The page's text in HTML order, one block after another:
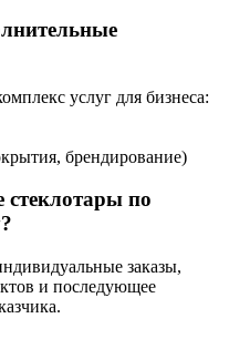
услуг для бизнеса:
брендирование)
стеклотары по
заказы,
и последующее